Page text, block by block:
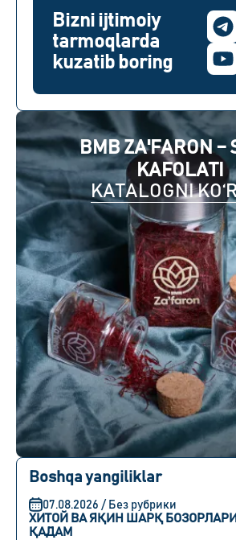
BMB ZA'FARON –
KAFOLATI
KATALOGNI
Boshqa yangiliklar
07.08.2026 / Без рубрики
ХИТОЙ ВА ЯҚИН ШАРҚ
ҚАДАМ
Bizni ijtimoiy
tarmoqlarda
kuzatib boring